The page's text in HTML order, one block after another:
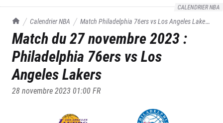
CALENDRIER NBA
TrashTalk Actu NBA
Calendrier NBA Match Philadelphia 76ers vsLos Angeles Lakers
du 27/11/2023
Match du27 novembre 2023:
Philadelphia 76ers vsLos
Angeles Lakers
28 novembre 2023 01:00FR